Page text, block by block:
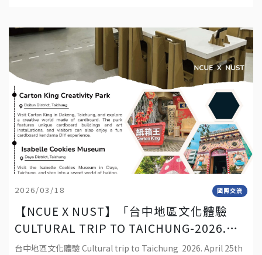
2026/03/18 國際交流
【NCUE X NUST】「台中地區文化體驗
CULTURAL TRIP TO TAICHUNG-2026.
APRIL 25TH (SAT.)」
台中地區文化體驗 Cultural trip to Taichung 2026. April 25th